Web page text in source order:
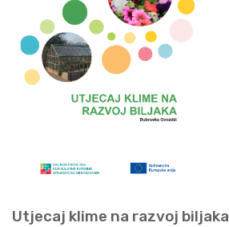
Utjecaj klime na razvoj biljaka